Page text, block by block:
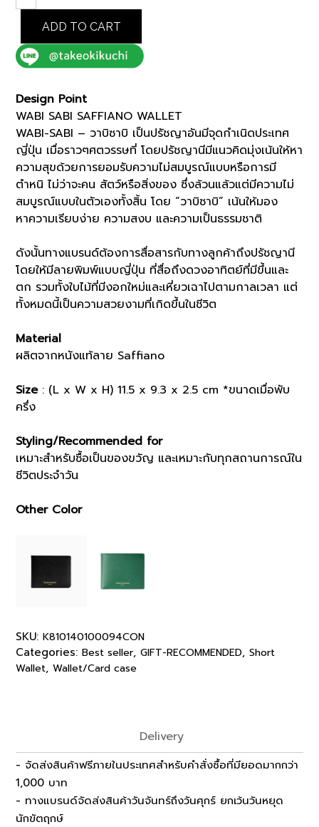
WALLET
(K8101401)
quantity
ADD TO CART
Design Point
WABI SABI SAFFIANO WALLET
WABI-SABI – วาบิซาบิ เป็นปรัชญาอันมีจุดกำเนิดประเทศ
ญี่ปุ่น เมื่อราวๆศตวรรษที่ โดยปรัชญานีมีแนวคิดมุ่งเน้นให้หา
ความสุขด้วยการยอมรับความไม่สมบูรณ์แบบหรือการมี
ตำหนิ ไม่ว่าจะคน สัตว์หรือสิ่งของ ซึ่งล้วนแล้วแต่มีความไม่
สมบูรณ์แบบในตัวเองทั้งสิ้น โดย “วาบิซาบิ” เน้นให้มอง
หาความเรียบง่าย ความสงบ และความเป็นธรรมชาติ
ดังนั้นทางแบรนด์ต้องการสื่อสารกับทางลูกค้าถึงปรัชญานี
โดยให้มีลายพิมพ์แบบญี่ปุ่น ที่สื่อถึงดวงอาทิตย์ที่มีขึ้นและ
ตก รวมทั้งใบไม้ที่มีงอกใหม่และเหี่ยวเฉาไปตามกาลเวลา แต่
ทั้งหมดนี้เป็นความสวยงามที่เกิดขึ้นในชีวิต
Material
ผลิตจากหนังแท้ลาย Saffiano
Size: (L x W x H) 11.5 x 9.3 x 2.5 cm *ขนาดเมื่อพับ
ครึ่ง
Styling/Recommended for
เหมาะสำหรับซื้อเป็นของขวัญ และเหมาะกับทุกสถานการณ์ใน
ชีวิตประจำวัน
Other Color
SKU: K810140100094CON
Categories: Best seller, GIFT-RECOMMENDED, Short
Wallet, Wallet/Card case
Delivery
- จัดส่งสินค้าฟรีภายในประเทศสำหรับคำสั่งซื้อที่มียอดมากกว่า
1,000 บาท
- ทางแบรนด์จัดส่งสินค้าวันจันทร์ถึงวันศุกร์ ยกเว้นวันหยุด
นักขัตฤกษ์